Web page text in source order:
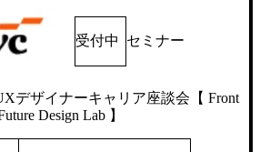
受付中 セミナー
デザイナーキャリア座談会【 Front
Design Lab 】